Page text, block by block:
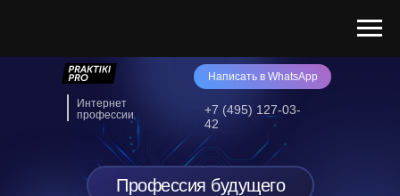
Профессия будущего
+7 (495) 127-03-
42
Написать в WhatsApp
Интернет
профессии